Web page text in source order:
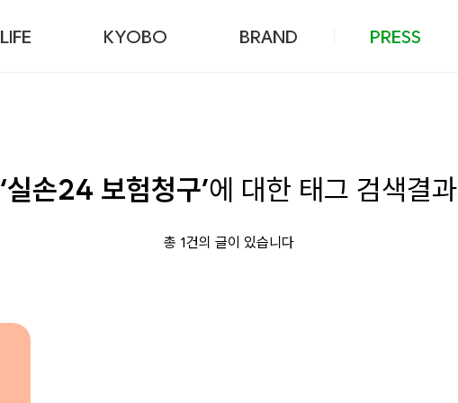
LIFE KYOBO BRAND PRESS
‘실손24 보험청구’에 대한 태그 검색결과
총 1건의 글이 있습니다